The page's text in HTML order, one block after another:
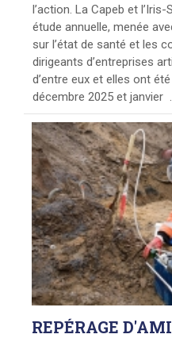
l’action. La Capeb et
étude annuelle, menée
sur l’état de santé et les
dirigeants d’entreprises
d’entre eux et elles ont
décembre 2025 et janvier ...
REPÉRAGE